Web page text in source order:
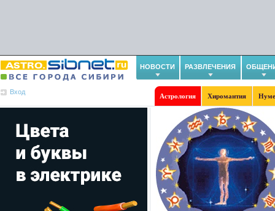
НОВОСТИ РАЗВЛЕЧЕНИЯ
Вход
Астрология Хиромантия